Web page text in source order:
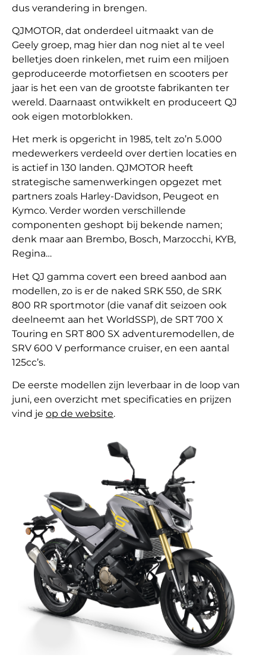
dus verandering in brengen.
QJMOTOR, dat onderdeel uitmaakt van de
Geely groep, mag hier dan nog niet al te veel
belletjes doen rinkelen, met ruim een miljoen
geproduceerde motorfietsen en scooters per
jaar is het een van de grootste fabrikanten ter
wereld. Daarnaast ontwikkelt en produceert QJ
ook eigen motorblokken.
Het merk is opgericht in 1985, telt zo’n 5.000
medewerkers verdeeld over dertien locaties en
is actief in 130 landen. QJMOTOR heeft
strategische samenwerkingen opgezet met
partners zoals Harley-Davidson, Peugeot en
Kymco. Verder worden verschillende
componenten geshopt bij bekende namen;
denk maar aan Brembo, Bosch, Marzocchi, KYB,
Regina…
Het QJ gamma covert een breed aanbod aan
modellen, zo is er de naked SRK 550, de SRK
800 RR sportmotor (die vanaf dit seizoen ook
deelneemt aan het WorldSSP), de SRT 700 X
Touring en SRT 800 SX adventuremodellen, de
SRV 600 V performance cruiser, en een aantal
125cc’s.
De eerste modellen zijn leverbaar in de loop van
juni, een overzicht met specificaties en prijzen
vind je op de website.